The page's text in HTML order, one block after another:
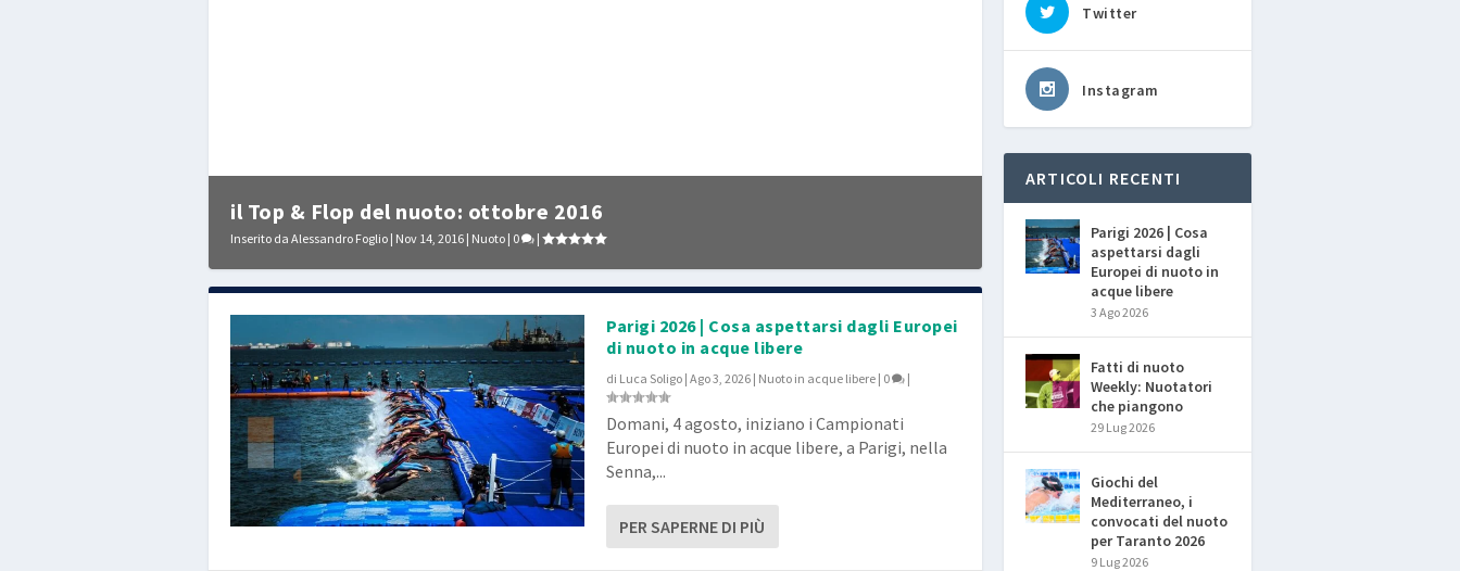
il Top & Flop del nuoto: ottobre 2016
Inserito da Alessandro Foglio | Nov 14, 2016 | Nuoto | 0 |
Parigi 2026 | Cosa aspettarsi dagli Europei
di nuoto in acque libere
di Luca Soligo | Ago 3, 2026 | Nuoto in acque libere | 0 |
Domani, 4 agosto, iniziano i Campionati
Europei di nuoto in acque libere, a Parigi, nella
Senna,...
PER SAPERNE DI PIÙ
Twitter
Instagram
ARTICOLI RECENTI
Parigi 2026 | Cosa
aspettarsi dagli
Europei di nuoto in
acque libere
3 Ago 2026
Fatti di nuoto
Weekly: Nuotatori
che piangono
29 Lug 2026
Giochi del
Mediterraneo, i
convocati del nuoto
per Taranto 2026
9 Lug 2026